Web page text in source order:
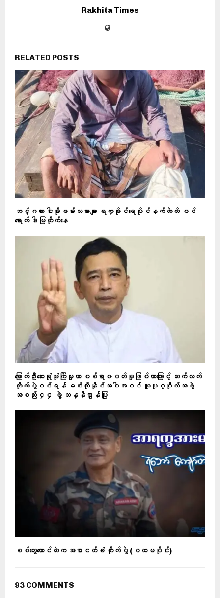
Rakhita Times
RELATED POSTS
ဘင်္ဂလား ငါးခိုးဖမ်းသမားများ ရက္ခိုင်ရေပိုင်နက်ထဲထိ ဝင်
ရောက် ဒါးမြတိုက်နေ
မြောက်ဦးဆေးရုံဗုံးကြဲမှုဟာ စစ်ရာဇဝတ်မှုဖြစ်တာကြောင့် ဆက်လက်
တိုက်ပွဲဝင်ရန် မင်းကိုနိုင်အပါအဝင် လူပုဂ္ဂိုလ်အဖွဲ့
အစည်း ၄၄ ဖွဲ့ သန္နိဌာန်ပြု
စစ်တွေထောင်ထဲက အစာငတ်ခံ တိုက်ပွဲ (ပထမပိုင်း)
93 COMMENTS